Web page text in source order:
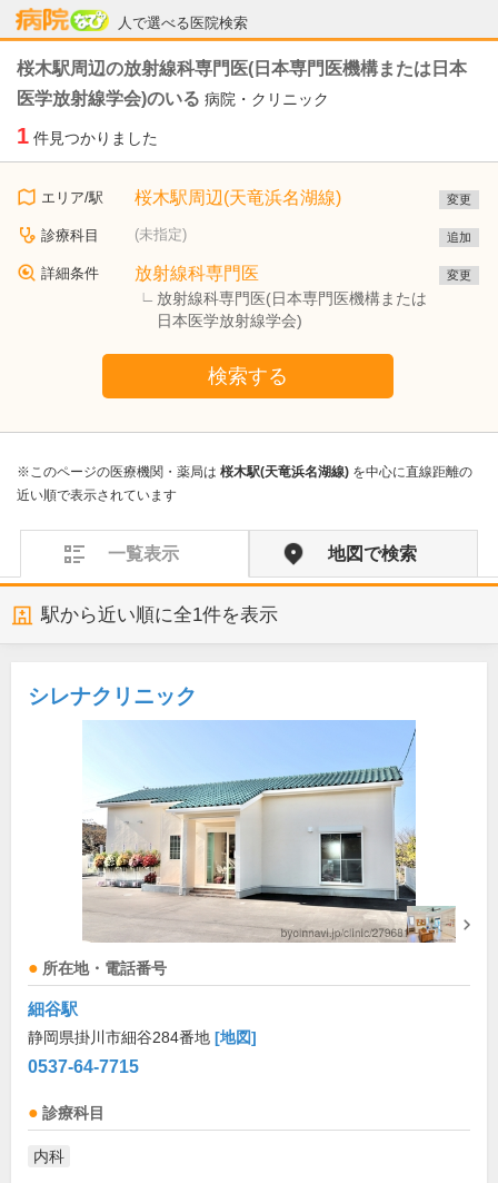
人で選べる医院検索
病院なび
桜木駅周辺の放射線科専門医(日本専門医機構または日本
医学放射線学会)のいる 病院・クリニック
1 件見つかりました
エリア/駅 桜木駅周辺(天竜浜名湖線) 変更
診療科目 (未指定) 追加
詳細条件 放射線科専門医
放射線科専門医(日本専門医機構または
日本医学放射線学会)
変更
検索する
※このページの医療機関・薬局は 桜木駅(天竜浜名湖線) を中心に直線距離の
近い順で表示されています
一覧表示 地図で検索
駅から近い順に全1件を表示
シレナクリニック
所在地・電話番号
細谷駅
静岡県掛川市細谷284番地 [地図]
0537-64-7715
診療科目
内科